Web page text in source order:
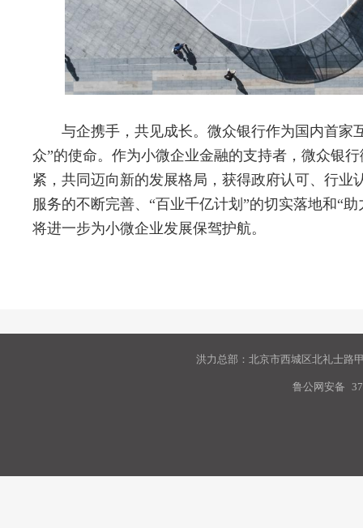
与企携手，共见成长。微众银行作为国内首家
众”的使命。作为小微企业金融的支持者，微众银
紧，共同迈向新的发展格局，获得政府认可、行
服务的不断完善、“百业千亿计划”的切实落地和“
将进一步为小微企业发展保驾护航。
洪力总部：北京市西城区北礼士路
鲁公网安备